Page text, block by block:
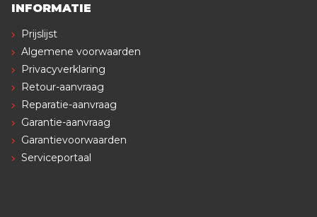
INFORMATIE
Prijslijst
Algemene voorwaarden
Privacyverklaring
Retour-aanvraag
Reparatie-aanvraag
Garantie-aanvraag
Garantievoorwaarden
Serviceportaal